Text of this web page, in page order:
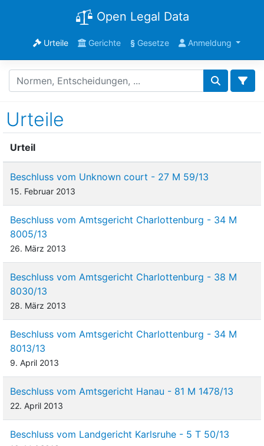
Open Legal Data
Urteile Gerichte §Gesetze Anmeldung
Urteile
Urteil
Beschluss vom Unknown court - 27 M 59/13
15. Februar 2013
Beschluss vom Amtsgericht Charlottenburg - 34 M
8005/13
26. März 2013
Beschluss vom Amtsgericht Charlottenburg - 38 M
8030/13
28. März 2013
Beschluss vom Amtsgericht Charlottenburg - 34 M
8013/13
9. April 2013
Beschluss vom Amtsgericht Hanau - 81 M 1478/13
22. April 2013
Beschluss vom Landgericht Karlsruhe - 5 T 50/13